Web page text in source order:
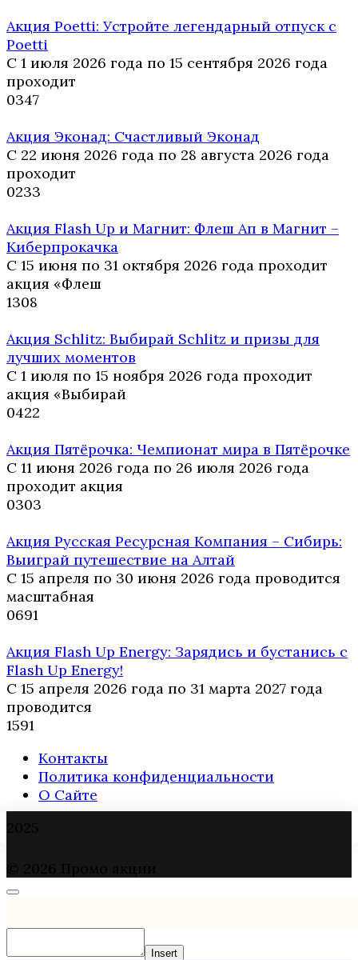
Акция Poetti: Устройте легендарный отпуск с
Poetti
С 1 июля 2026 года по 15 сентября 2026 года
проходит
0347
Акция Эконад: Счастливый Эконад
С 22 июня 2026 года по 28 августа 2026 года
проходит
0233
Акция Flash Up и Магнит: Флеш Ап в Магнит –
Киберпрокачка
С 15 июня по 31 октября 2026 года проходит
акция «Флеш
1308
Акция Schlitz: Выбирай Schlitz и призы для
лучших моментов
С 1 июля по 15 ноября 2026 года проходит
акция «Выбирай
0422
Акция Пятёрочка: Чемпионат мира в Пятёрочке
С 11 июня 2026 года по 26 июля 2026 года
проходит акция
0303
Акция Русская Ресурсная Компания – Сибирь:
Выиграй путешествие на Алтай
С 15 апреля по 30 июня 2026 года проводится
масштабная
0691
Акция Flash Up Energy: Зарядись и бустанись с
Flash Up Energy!
С 15 апреля 2026 года по 31 марта 2027 года
проводится
1591
Контакты
Политика конфиденциальности
О Сайте
Insert